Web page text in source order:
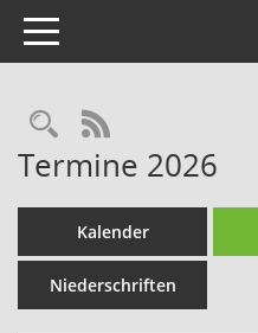
Toggle navigation
RSS-Feed
Termine 2026
Kalender
Niederschriften